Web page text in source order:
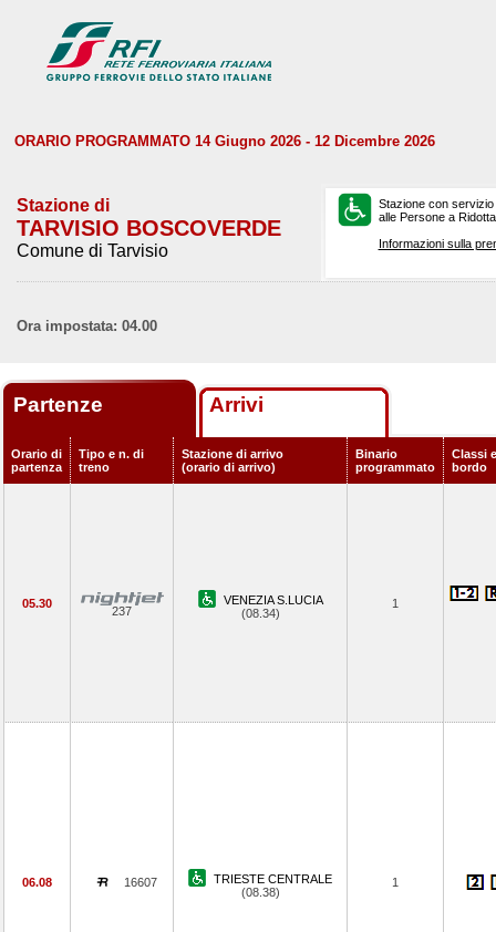
ORARIO PROGRAMMATO 14 Giugno 2026 - 12 Dicembre 2026
Stazione di
TARVISIO BOSCOVERDE
Comune di Tarvisio
Stazione con
alle Persone a
Informazioni sulla
Ora impostata: 04.00
Partenze Arrivi
Orario di
partenza
Tipo e n. di
treno
Stazione di arrivo
(orario di arrivo)
Binario
programmato
Classi
bordo
05.30
237
VENEZIA S.LUCIA
(08.34)
1
06.08 16607
TRIESTE CENTRALE
(08.38)
1